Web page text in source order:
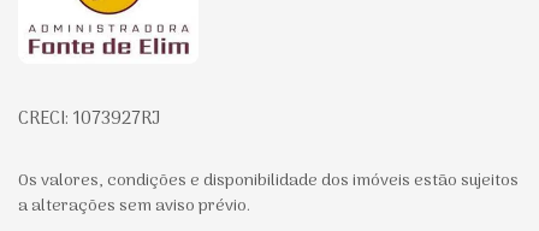
CRECI: 1073927RJ
Os valores, condições e disponibilidade dos imóveis estão sujeitos
a alterações sem aviso prévio.